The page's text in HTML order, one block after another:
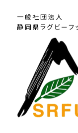
一般社団法人
静岡県ラグビーフ